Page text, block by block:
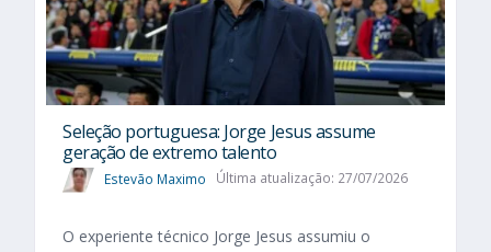
Seleção portuguesa: Jorge Jesus assume
geração de extremo talento
Estevão Maximo Última atualização: 27/07/2026
O experiente técnico Jorge Jesus assumiu o